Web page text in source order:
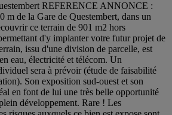
REFERENCE ANNONCE :
m de la Gare de Questembert, dans un
ce terrain de 901 m2 hors
d'y implanter votre futur projet de
issu d'une division de parcelle, est
eau, électricité et télécom. Un
sera à prévoir (étude de faisabilité
Son exposition sud-ouest et son
en font de lui une très belle opportunité
développement. Rare ! Les